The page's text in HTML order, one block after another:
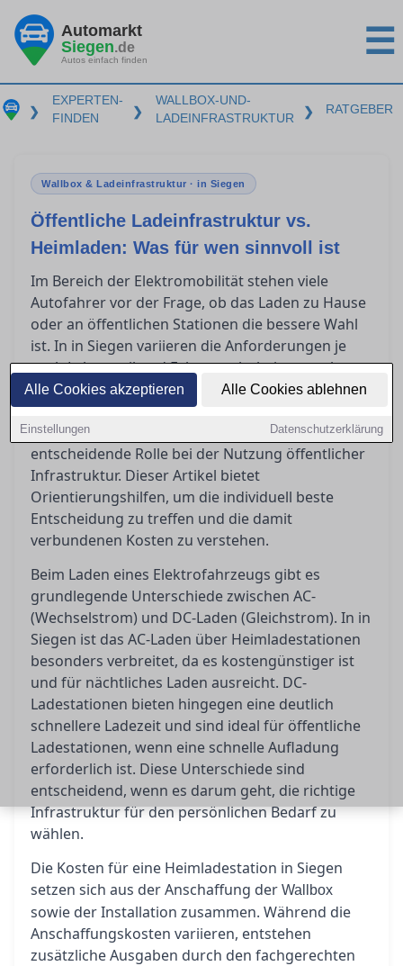
Alle Cookies akzeptieren Alle Cookies ablehnen
Einstellungen Datenschutzerklärung
Automarkt
Siegen.de
Autos einfach finden ☰
❯
EXPERTEN-
FINDEN
❯
WALLBOX-UND-
LADEINFRASTRUKTUR
❯ RATGEBER
Wallbox & Ladeinfrastruktur · in Siegen
Öffentliche Ladeinfrastruktur vs.
Heimladen: Was für wen sinnvoll ist
Im Bereich der Elektromobilität stehen viele
Autofahrer vor der Frage, ob das Laden zu Hause
oder an öffentlichen Stationen die bessere Wahl
ist. In in Siegen variieren die Anforderungen je
nach Lebensstil und Fahrgewohnheiten stark.
Während das Heimladen langfristige
Investitionen erfordert, spielt die
Ladegeschwindigkeit – ob AC oder DC – eine
entscheidende Rolle bei der Nutzung öffentlicher
Infrastruktur. Dieser Artikel bietet
Orientierungshilfen, um die individuell beste
Entscheidung zu treffen und die damit
verbundenen Kosten zu verstehen.
Beim Laden eines Elektrofahrzeugs gibt es
grundlegende Unterschiede zwischen AC-
(Wechselstrom) und DC-Laden (Gleichstrom). In in
Siegen ist das AC-Laden über Heimladestationen
besonders verbreitet, da es kostengünstiger ist
und für nächtliches Laden ausreicht. DC-
Ladestationen bieten hingegen eine deutlich
schnellere Ladezeit und sind ideal für öffentliche
Ladestationen, wenn eine schnelle Aufladung
erforderlich ist. Diese Unterschiede sind
entscheidend, wenn es darum geht, die richtige
Infrastruktur für den persönlichen Bedarf zu
wählen.
Die Kosten für eine Heimladestation in Siegen
setzen sich aus der Anschaffung der Wallbox
sowie der Installation zusammen. Während die
Anschaffungskosten variieren, entstehen
zusätzliche Ausgaben durch den fachgerechten